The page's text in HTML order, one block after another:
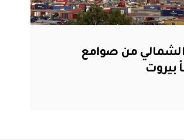
الشمالي من صوامع
بيروت